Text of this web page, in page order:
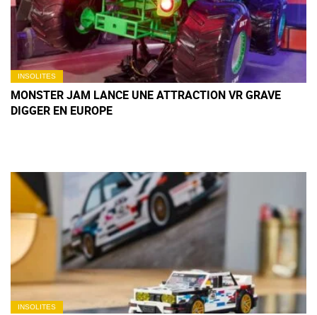
INSOLITES
MONSTER JAM LANCE UNE ATTRACTION VR GRAVE
DIGGER EN EUROPE
INSOLITES